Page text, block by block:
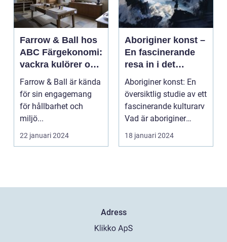
Farrow & Ball hos
ABC Färgekonomi:
vackra kulörer och
miljömedvetenhet
Farrow & Ball är kända
för sin engagemang
för hållbarhet och
miljö...
22 januari 2024
Aboriginer konst –
En fascinerande
resa in i det
australiska
aboriginska
kulturarvet
Aboriginer konst: En
översiktlig studie av ett
fascinerande kulturarv
Vad är aboriginer
konst och ...
18 januari 2024
Adress